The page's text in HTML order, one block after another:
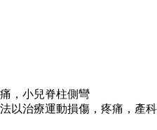
，小兒脊柱側彎
以治療運動損傷，疼痛，產